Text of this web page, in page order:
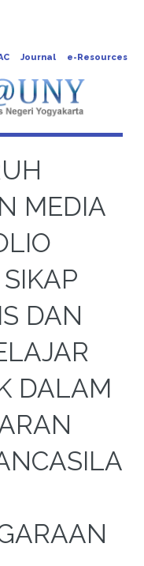
Journal e-Resources
MEDIA
DAN
DALAM